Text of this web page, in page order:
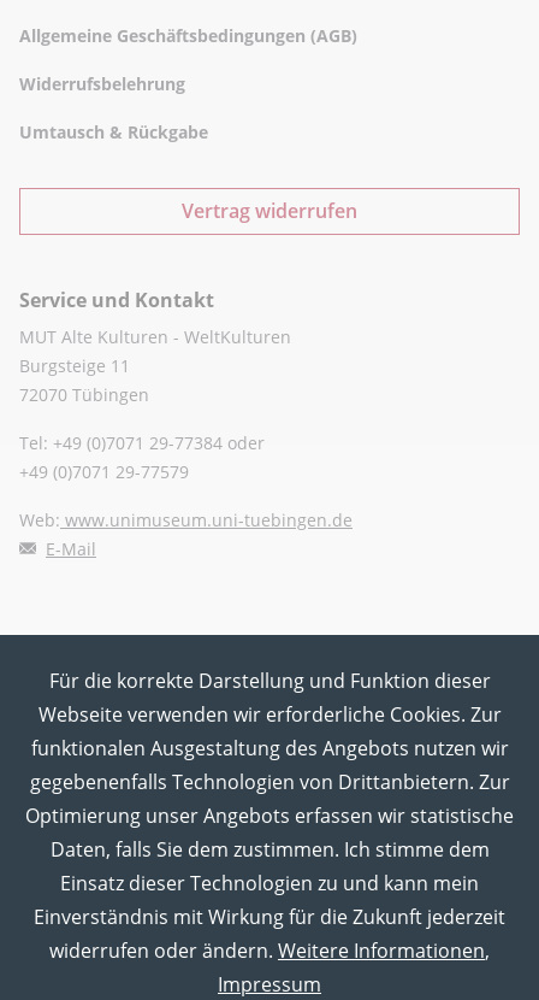
Allgemeine Geschäftsbedingungen (AGB)
Widerrufsbelehrung
Umtausch & Rückgabe
Vertrag widerrufen
Service und Kontakt
MUT Alte Kulturen - WeltKulturen
Burgsteige 11
72070 Tübingen
Tel: +49 (0)7071 29-77384 oder
+49 (0)7071 29-77579
Web: www.unimuseum.uni-tuebingen.de
E-Mail
MUT in den Sozialen Medien
Für die korrekte Darstellung und Funktion dieser
Webseite verwenden wir erforderliche Cookies. Zur
funktionalen Ausgestaltung des Angebots nutzen wir
gegebenenfalls Technologien von Drittanbietern. Zur
Optimierung unser Angebots erfassen wir statistische
Daten, falls Sie dem zustimmen. Ich stimme dem
Einsatz dieser Technologien zu und kann mein
Einverständnis mit Wirkung für die Zukunft jederzeit
widerrufen oder ändern. Weitere Informationen,
Impressum